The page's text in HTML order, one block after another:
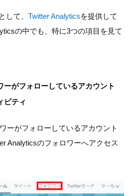
して、 Twitter Analyticsを提供して
の中でも、特に3つの項目を見て
ーがフォローしているアカウント
ビティ
ーがフォローしているアカウント
Analyticsのフォロワーへアクセス